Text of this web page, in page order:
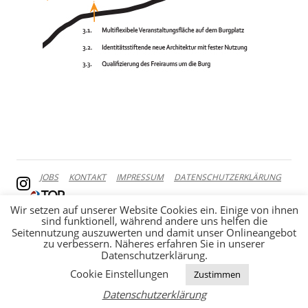
JOBS KONTAKT IMPRESSUM DATENSCHUTZERKLÄRUNG
Wir setzen auf unserer Website Cookies ein. Einige von ihnen
sind funktionell, während andere uns helfen die
Seitennutzung auszuwerten und damit unser Onlineangebot
zu verbessern. Näheres erfahren Sie in unserer
Datenschutzerklärung.
Cookie Einstellungen
Zustimmen
Datenschutzerklärung